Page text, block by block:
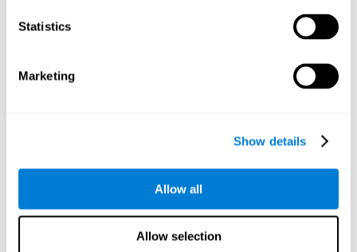
Statistics
Marketing
Show details
Allow all
Allow selection
idosos, através de um bom estado cognitivo. Ser capaz de
nossa qualidade de vida.
programa líder no campo da intervenção cognitiva e reabilitação,
certos padrões de activação neuronal são estimulados. A
mentais validados pode ajudar a melhorar a conectividade do